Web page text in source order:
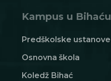
Kampus u Bihaću
Predškolske ustanove
Osnovna škola
Koledž Bihać